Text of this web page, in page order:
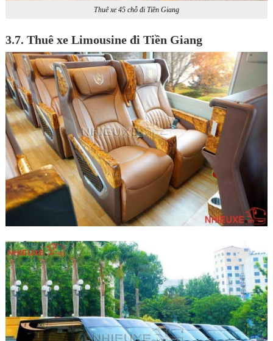
Thuê xe 45 chỗ đi Tiền Giang
3.7. Thuê xe Limousine đi Tiền Giang